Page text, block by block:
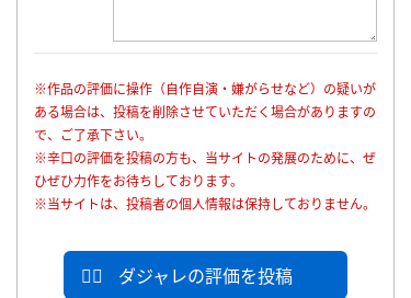
※作品の評価に操作（自作自演・嫌がらせなど）の疑いが
ある場合は、投稿を削除させていただく場合がありますの
で、ご了承下さい。
※辛口の評価を投稿の方も、当サイトの発展のために、ぜ
ひぜひ力作をお待ちしております。
※当サイトは、投稿者の個人情報は保持しておりません。
ダジャレの評価を投稿